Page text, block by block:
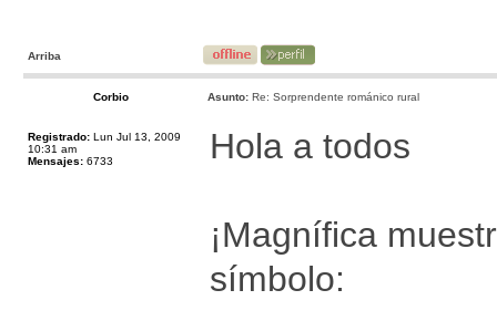
Arriba
Corbio Asunto: Re: Sorprendente románico rural
Registrado: Lun Jul 13, 2009
10:31 am
Mensajes: 6733 Hola a todos
¡Magnífica
símbolo: